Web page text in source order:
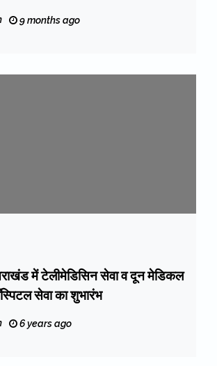
9 months ago
में टेलीमेडिसिन सेवा व दून मेडिकल
सेवा का शुभारंभ
6 years ago